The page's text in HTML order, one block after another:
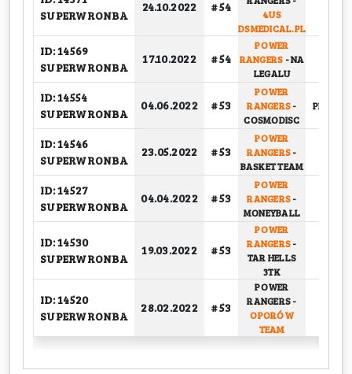
SUPERWRONBA
24.10.2022 # 54
4US
DSMEDICAL.PL
ID: 14569
SUPERWRONBA
17.10.2022 # 54
POWER
RANGERS -NA
LEGALU
ID: 14554
SUPERWRONBA
04.06.2022 # 53
POWER
RANGERS-
COSMODISC
PLAY-
ID: 14546
SUPERWRONBA
23.05.2022 # 53
POWER
RANGERS-
BASKET TEAM
ID: 14527
SUPERWRONBA
04.04.2022 # 53
POWER
RANGERS-
MONEYBALL
ID: 14530
SUPERWRONBA
19.03.2022 # 53
POWER
RANGERS-
TAR HELLS
3TK
ID: 14520
SUPERWRONBA
28.02.2022 # 53
POWER
RANGERS-
OPORÓW
TEAM